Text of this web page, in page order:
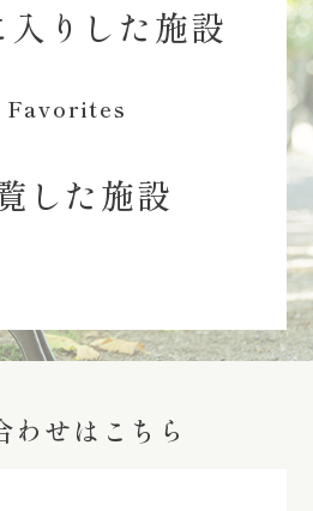
入りした施設
Favorites
した施設
わせはこちら